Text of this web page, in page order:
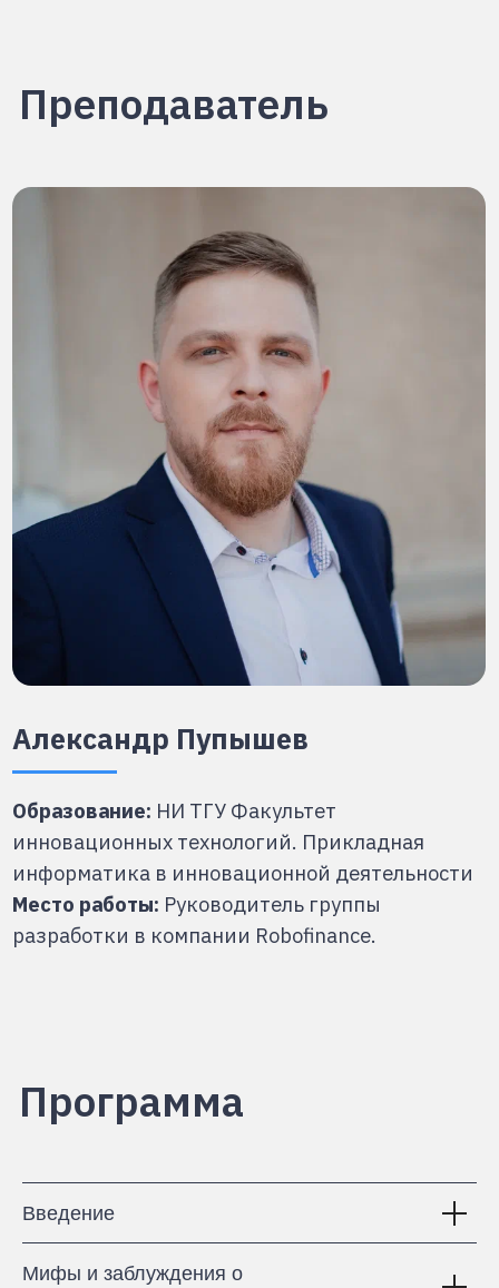
инновационных технологий. Прикладная
информатика в инновационной деятельности
Программа
Введение
Мифы и заблуждения о